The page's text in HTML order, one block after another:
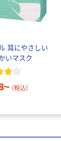
耳にやさしい
いマスク
（税込）